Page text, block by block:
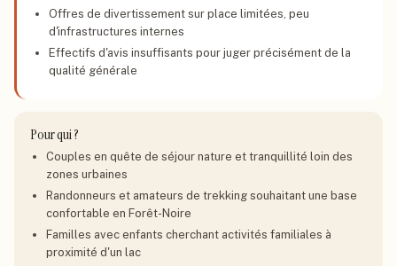
Offres de divertissement sur place limitées, peu
d'infrastructures internes
Effectifs d'avis insuffisants pour juger précisément de la
qualité générale
Pour qui ?
Couples en quête de séjour nature et tranquillité loin des
zones urbaines
Randonneurs et amateurs de trekking souhaitant une base
confortable en Forêt-Noire
Familles avec enfants cherchant activités familiales à
proximité d'un lac